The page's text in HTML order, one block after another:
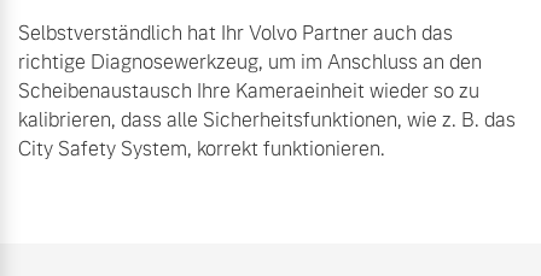
Selbstverständlich hat Ihr Volvo Partner auch das
richtige Diagnosewerkzeug, um im Anschluss an den
Scheibenaustausch Ihre Kameraeinheit wieder so zu
kalibrieren, dass alle Sicherheitsfunktionen, wie z. B. das
City Safety System, korrekt funktionieren.